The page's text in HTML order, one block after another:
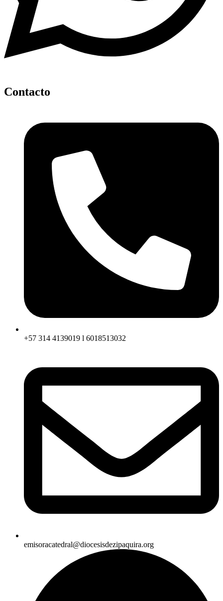
Contacto
+57 314 4139019 l 6018513032
emisoracatedral@diocesisdezipaquira.org